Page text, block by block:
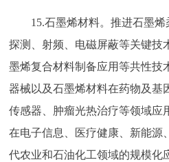
15.石墨烯材料。推进石墨烯
探测、射频、电磁屏蔽等关键技
墨烯复合材料制备应用等共性技
器械以及石墨烯材料在药物及基
传感器、肿瘤光热治疗等领域应
在电子信息、医疗健康、新能源
代农业和石油化工领域的规模化